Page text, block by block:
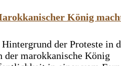
König
der Proteste in
der marokkanische König